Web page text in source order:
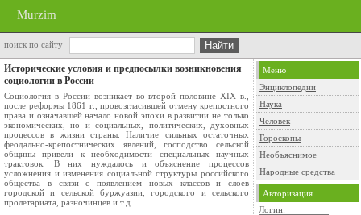
Murzim
поиск по сайту
Исторические условия и предпосылки возникновения
социологии в России
Социология в России возникает во второй половине XIX в.,
после рефор­мы 1861 г., провозгласившей отмену крепостного
права и означавшей на­чало новой эпохи в развитии не только
экономических, но и социальных, политических, духовных
процессов в жизни страны. Наличие сильных остаточных
феодально-крепостнических явлений, господство сельской
общины привели к необходимости специальных научных
трактовок. В них нуждалось и объяснение процессов
усложнения и изменения социальной структуры российского
общества в связи с появлением новых классов и слоев
городской и сельской буржуазии, городского и сельского
пролета­риата, разночинцев и т.д.
Меню
Энциклопедии
Наука
Человек
Гороскопы
Необъяснимое
Народные средства
Авторизация
Логин: